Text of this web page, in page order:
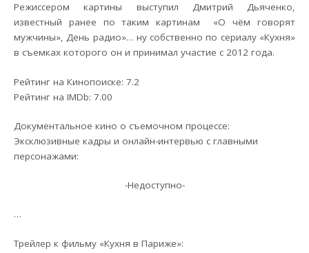
Режиссером картины выступил Дмитрий Дьяченко,
известный ранее по таким картинам «О чём говорят
мужчины», День радио»… ну собственно по сериалу «Кухня»
в съемках которого он и принимал участие с 2012 года.
Рейтинг на Кинопоиске: 7.2
Рейтинг на IMDb: 7.00
Документальное кино о съемочном процессе:
Эксклюзивные кадры и онлайн-интервью с главными
персонажами:
-Недоступно-
…
Трейлер к фильму «Кухня в Париже»: